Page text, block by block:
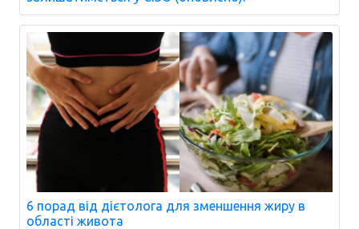
6 порад від дієтолога для зменшення жиру в
області живота